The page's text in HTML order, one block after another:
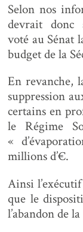
Selon nos
devrait donc
voté au Sénat
budget de la
En revanche,
suppression
certains en
le Régime
«
millions d’€.
Ainsi
que le
l’abandon de